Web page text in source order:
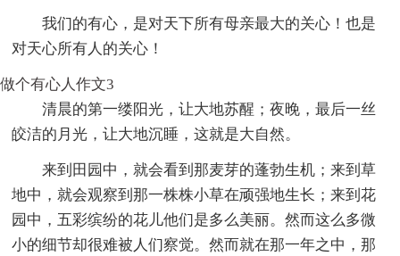
我们的有心，是对天下所有母亲最大的关心！也是
对天心所有人的关心！
做个有心人作文3
清晨的第一缕阳光，让大地苏醒；夜晚，最后一丝
皎洁的月光，让大地沉睡，这就是大自然。
来到田园中，就会看到那麦芽的蓬勃生机；来到草
地中，就会观察到那一株株小草在顽强地生长；来到花
园中，五彩缤纷的花儿他们是多么美丽。然而这么多微
小的细节却很难被人们察觉。然而就在那一年之中，那